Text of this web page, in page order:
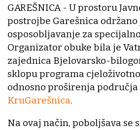
GAREŠNICA - U prostoru
postrojbe Garešnica održano
osposobljavanje za
Organizator obuke bila je
zajednica Bjelovarsko-
sklopu programa
odnosno proširenja
KruGarešnica.
Na ovaj način, poboljšava se